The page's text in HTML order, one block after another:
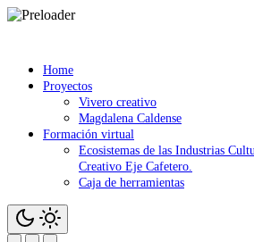
Home
Proyectos
Vivero creativo
Magdalena Caldense
Formación virtual
Ecosistemas de las Industrias
Creativo Eje Cafetero.
Caja de herramientas